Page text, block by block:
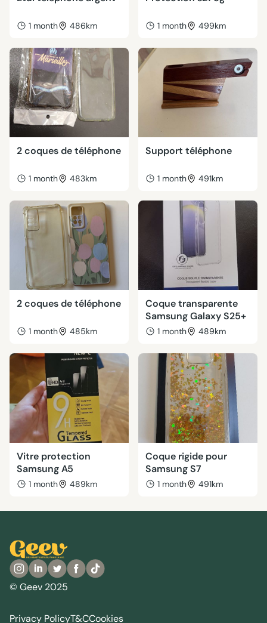
1 month 486km 1 month 499km
2 coques de téléphone
1 month 483km
Support téléphone
1 month 491km
2 coques de téléphone
1 month 485km
Coque transparente
Samsung Galaxy S25+
1 month 489km
Vitre protection
Samsung A5
1 month 489km
Coque rigide pour
Samsung S7
1 month 491km
© Geev 2025
Privacy PolicyT&CCookies